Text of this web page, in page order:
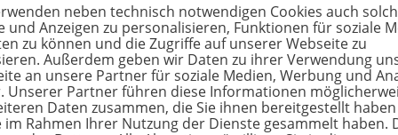
neben technisch notwendigen Cookies auch
und Anzeigen zu personalisieren, Funktionen für soziale
zu können und die Zugriffe auf unserer Webseite zu
Außerdem geben wir Daten zu ihrer Verwendung
an unsere Partner für soziale Medien, Werbung und
Unserer Partner führen diese Informationen
Daten zusammen, die Sie ihnen bereitgestellt
im Rahmen Ihrer Nutzung der Dienste gesammelt haben.